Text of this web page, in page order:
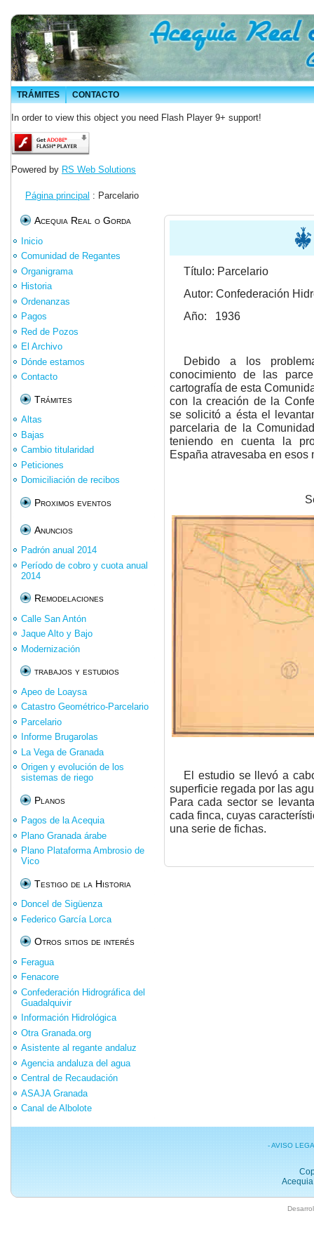
TRÁMITES CONTACTO
In order to view this object you need Flash Player 9+ support!
Powered by RS Web Solutions
Página principal : Parcelario
Acequia Real o Gorda
Inicio
Comunidad de Regantes
Organigrama
Historia
Ordenanzas
Pagos
Red de Pozos
El Archivo
Dónde estamos
Contacto
Trámites
Altas
Bajas
Cambio titularidad
Peticiones
Domiciliación de recibos
Proximos eventos
Anuncios
Padrón anual 2014
Período de cobro y cuota anual
2014
Remodelaciones
Calle San Antón
Jaque Alto y Bajo
Modernización
trabajos y estudios
Apeo de Loaysa
Catastro Geométrico-Parcelario
Parcelario
Informe Brugarolas
La Vega de Granada
Origen y evolución de los
sistemas de riego
Planos
Pagos de la Acequia
Plano Granada árabe
Plano Plataforma Ambrosio de
Vico
Testigo de la Historia
Doncel de Sigüenza
Federico García Lorca
Otros sitios de interés
Feragua
Fenacore
Confederación Hidrográfica del
Guadalquivir
Información Hidrológica
Otra Granada.org
Asistente al regante andaluz
Agencia andaluza del agua
Central de Recaudación
ASAJA Granada
Canal de Albolote
Título: Parcelario
Autor: Confederación
Año: 1936
Debido a los
conocimiento de las
cartografía de esta
con la creación de la
se solicitó a ésta el
parcelaria de la
teniendo en cuenta la
España atravesaba en esos
El estudio se llevó a
superficie regada por las
Para cada sector se
cada finca, cuyas
una serie de fichas.
- AVISO